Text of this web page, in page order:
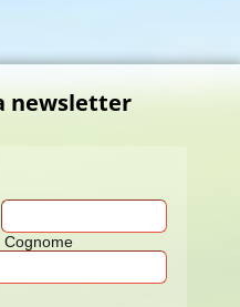
newsletter